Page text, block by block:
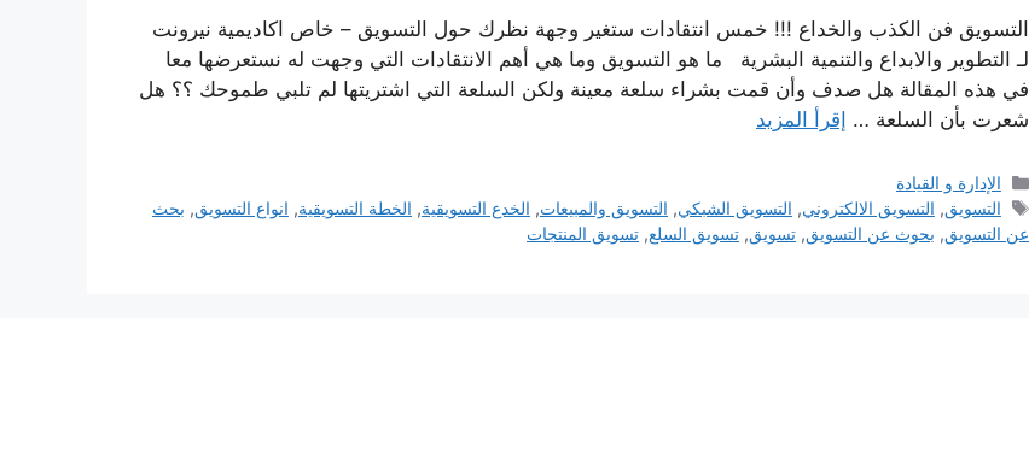
التسويق فن الكذب والخداع !!! خمس انتقادات ستغير وجهة نظرك حول التسويق – خاص اكاديمية نيرونت
لـ التطوير والابداع والتنمية البشرية ما هو التسويق وما هي أهم الانتقادات التي وجهت له نستعرضها معا
في هذه المقالة هل صدف وأن قمت بشراء سلعة معينة ولكن السلعة التي اشتريتها لم تلبي طموحك ؟؟ هل
شعرت بأن السلعة … إقرأ المزيد
التصنيفات
الإدارة و القيادة
الوسوم
التسويق, التسويق الالكتروني, التسويق الشبكي, التسويق والمبيعات, الخدع التسويقية, الخطة التسويقية, انواع التسويق, بحث
عن التسويق, بحوث عن التسويق, تسويق, تسويق السلع, تسويق المنتجات